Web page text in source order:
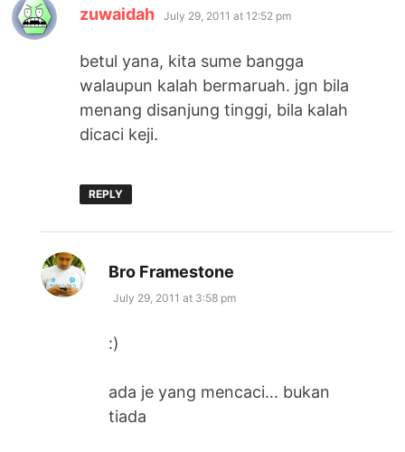
zuwaidah says:
July 29, 2011 at 12:52 pm
betul yana, kita sume bangga
walaupun kalah bermaruah. jgn bila
menang disanjung tinggi, bila kalah
dicaci keji.
REPLY
Bro Framestone
July 29, 2011 at 3:58 pm
:)
ada je yang mencaci… bukan
tiada